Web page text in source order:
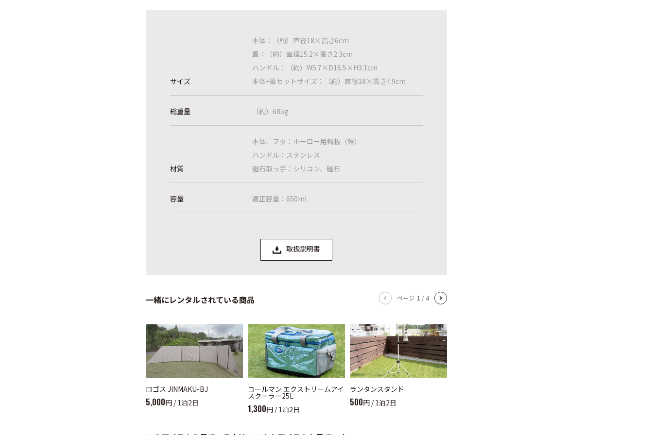
サイズ
本体：（約）直径18×高さ6cm
蓋：（約）直径15.2×高さ2.3cm
ハンドル：（約）W5.7×D16.5×H3.1cm
本体+蓋セットサイズ：（約）直径18×高さ7.9cm
総重量 （約）685g
材質
本体、フタ：ホーロー用鋼板（鉄）
ハンドル：ステンレス
磁石取っ手：シリコン、磁石
容量 適正容量：650ml
取扱説明書
一緒にレンタルされている商品 ページ 1 / 4
ロゴス JINMAKU-BJ
5,000円 / 1泊2日
コールマン エクストリームアイ
スクーラー25L
1,300円 / 1泊2日
ランタンスタンド
500円 / 1泊2日